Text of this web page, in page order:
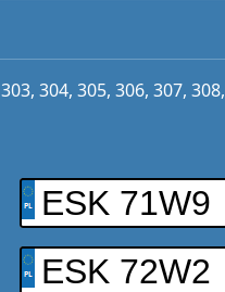
303, 304, 305, 306, 307, 308,
ESK 71W9
ESK 72W2